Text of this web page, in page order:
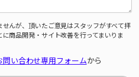
んが、頂いたご意見はスタッフがすべて拝
商品開発・サイト改善を行ってまいりま
問い合わせ専用フォームから